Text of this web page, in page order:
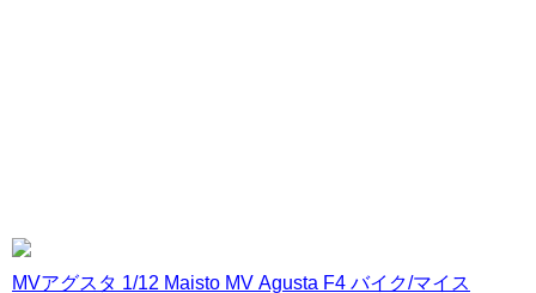
MVアグスタ 1/12 Maisto MV Agusta F4 バイク/マイス